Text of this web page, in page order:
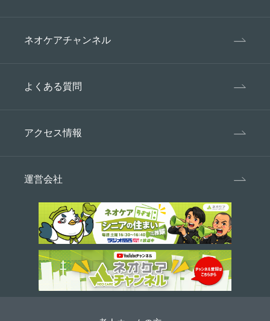
ネオケアチャンネル
よくある質問
アクセス情報
運営会社